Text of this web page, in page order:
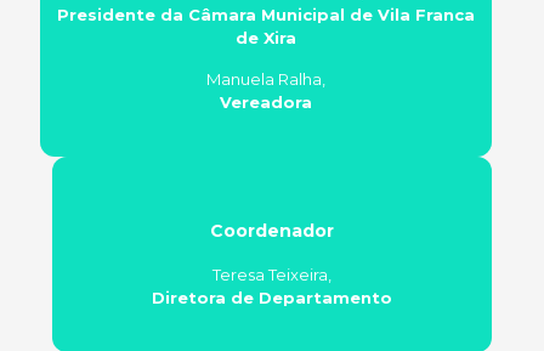
Presidente da Câmara Municipal de Vila Franca
de Xira
Manuela Ralha,
Vereadora
Coordenador
Teresa Teixeira,
Diretora de Departamento